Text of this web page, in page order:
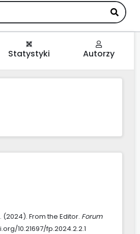
Statystyki Autorzy
(2024). From the Editor. Forum
10.21697/fp.2024.2.2.1